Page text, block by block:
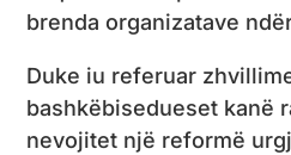
brenda organizatave
Duke iu referuar
bashkëbisedueset kanë
nevojitet një reformë